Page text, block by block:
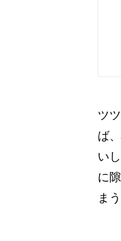
ツ
ば
い
に
まう